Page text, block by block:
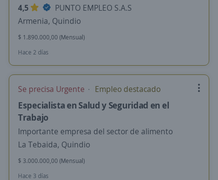
4,5
PUNTO EMPLEO S.A.S
Armenia, Quindio
$ 1.890.000,00 (Mensual)
Hace 2 días
Se precisa Urgente Empleo destacado
Especialista en Salud y Seguridad en el
Trabajo
Importante empresa del sector de alimento
La Tebaida, Quindio
$ 3.000.000,00 (Mensual)
Hace 3 días